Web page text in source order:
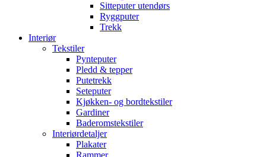
Sitteputer utendørs
Ryggputer
Trekk
Interiør
Tekstiler
Pynteputer
Pledd & tepper
Putetrekk
Seteputer
Kjøkken- og bordtekstiler
Gardiner
Baderomstekstiler
Interiørdetaljer
Plakater